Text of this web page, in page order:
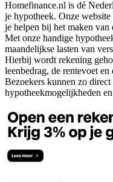
Homefinance.nl is dé
je hypotheek. Onze
je helpen bij het maken
Met onze handige
maandelijkse lasten van
Hierbij wordt rekening
leenbedrag, de rentevoet
Bezoekers kunnen zo
hypotheekmogelijkheden